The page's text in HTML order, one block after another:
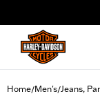
Home/Men's/Jeans,